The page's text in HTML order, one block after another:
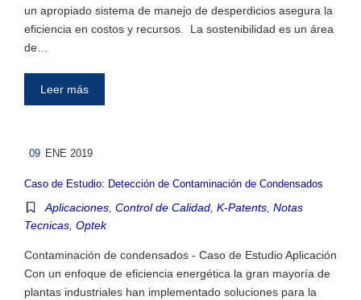
un apropiado sistema de manejo de desperdicios asegura la
eficiencia en costos y recursos. La sostenibilidad es un área
de…
Leer más
09 ENE 2019
Caso de Estudio: Detección de Contaminación de Condensados
Aplicaciones, Control de Calidad, K-Patents, Notas
Tecnicas, Optek
Contaminación de condensados - Caso de Estudio Aplicación
Con un enfoque de eficiencia energética la gran mayoría de
plantas industriales han implementado soluciones para la